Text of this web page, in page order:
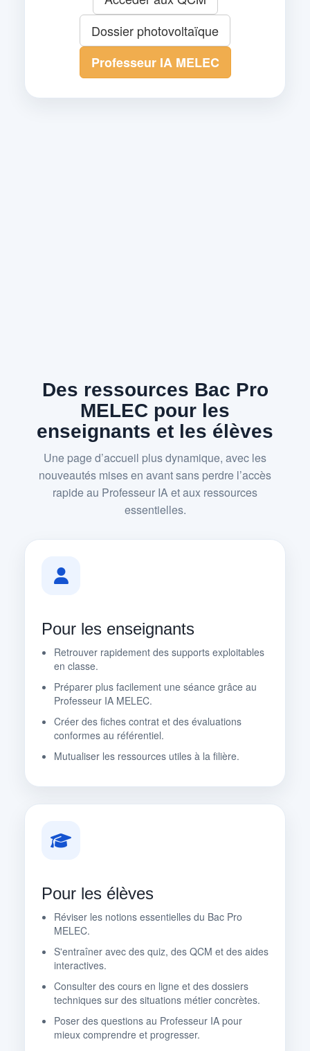
Dossier photovoltaïque
Professeur IA MELEC
Des ressources Bac Pro
MELEC pour les
enseignants et les élèves
Une page d’accueil plus dynamique, avec les
nouveautés mises en avant sans perdre l’accès
rapide au Professeur IA et aux ressources
essentielles.
Pour les enseignants
Retrouver rapidement des supports exploitables
en classe.
Préparer plus facilement une séance grâce au
Professeur IA MELEC.
Créer des fiches contrat et des évaluations
conformes au référentiel.
Mutualiser les ressources utiles à la filière.
Pour les élèves
Réviser les notions essentielles du Bac Pro
MELEC.
S'entraîner avec des quiz, des QCM et des aides
interactives.
Consulter des cours en ligne et des dossiers
techniques sur des situations métier concrètes.
Poser des questions au Professeur IA pour
mieux comprendre et progresser.